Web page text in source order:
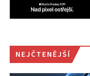
NEJČTENĚJŠÍ